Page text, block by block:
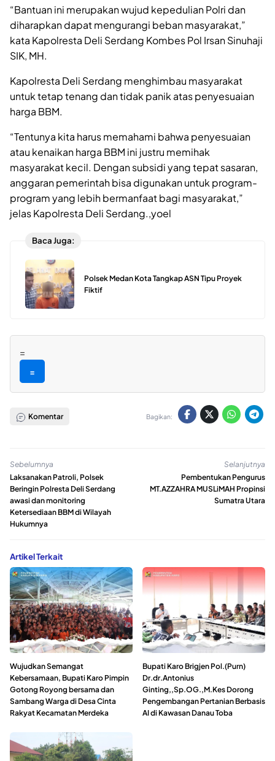
“Bantuan ini merupakan wujud kepedulian Polri dan
diharapkan dapat mengurangi beban masyarakat,”
kata Kapolresta Deli Serdang Kombes Pol Irsan Sinuhaji
SIK, MH.
Kapolresta Deli Serdang menghimbau masyarakat
untuk tetap tenang dan tidak panik atas penyesuaian
harga BBM.
“Tentunya kita harus memahami bahwa penyesuaian
atau kenaikan harga BBM ini justru memihak
masyarakat kecil. Dengan subsidi yang tepat sasaran,
anggaran pemerintah bisa digunakan untuk program-
program yang lebih bermanfaat bagi masyarakat,”
jelas Kapolresta Deli Serdang.,yoel
Baca Juga:
Polsek Medan Kota Tangkap ASN Tipu Proyek
Fiktif
=
=
Komentar Bagikan:
Sebelumnya
Laksanakan Patroli, Polsek
Beringin Polresta Deli Serdang
awasi dan monitoring
Ketersediaan BBM di Wilayah
Hukumnya
Selanjutnya
Pembentukan Pengurus
MT.AZZAHRA MUSLiMAH Propinsi
Sumatra Utara
Artikel Terkait
Wujudkan Semangat
Kebersamaan, Bupati Karo Pimpin
Gotong Royong bersama dan
Sambang Warga di Desa Cinta
Rakyat Kecamatan Merdeka
Bupati Karo Brigjen Pol.(Purn)
Dr.dr.Antonius
Ginting,,Sp.OG.,M.Kes Dorong
Pengembangan Pertanian Berbasis
AI di Kawasan Danau Toba